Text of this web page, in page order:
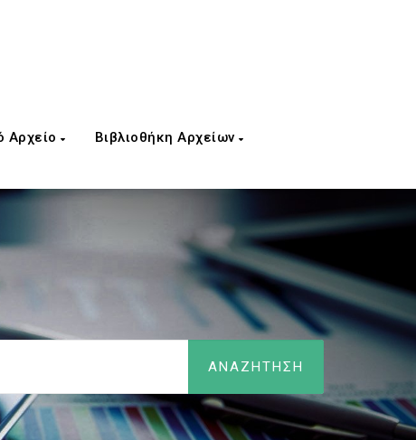
Αρχείο Βιβλιοθήκη Αρχείων